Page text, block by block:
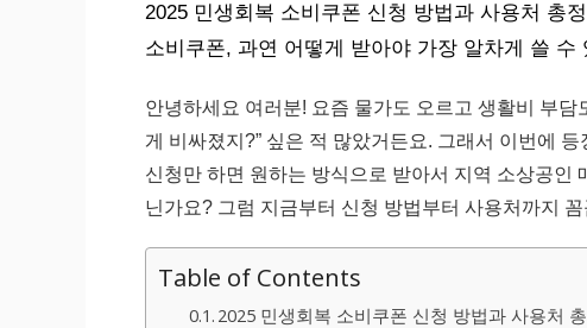
2025 민생회복 소비쿠폰 신청 방법과 사용처 총
소비쿠폰, 과연 어떻게 받아야 가장 알차게 쓸 수
안녕하세요 여러분! 요즘 물가도 오르고 생활비 부
게 비싸졌지?” 싶은 적 많았거든요. 그래서 이번에 등
신청만 하면 원하는 방식으로 받아서 지역 소상공인
닌가요? 그럼 지금부터 신청 방법부터 사용처까지
Table of Contents
2025 민생회복 소비쿠폰 신청 방법과 사용처